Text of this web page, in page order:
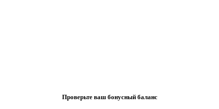
Проверьте ваш бонусный баланс